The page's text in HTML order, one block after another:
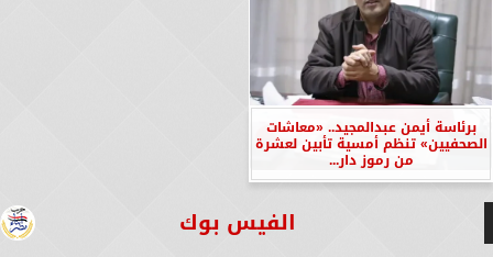
برئاسة أيمن عبدالمجيد.. «معاشات
الصحفيين» تنظم أمسية تأبين لعشرة
من رموز دار...
الفيس بوك